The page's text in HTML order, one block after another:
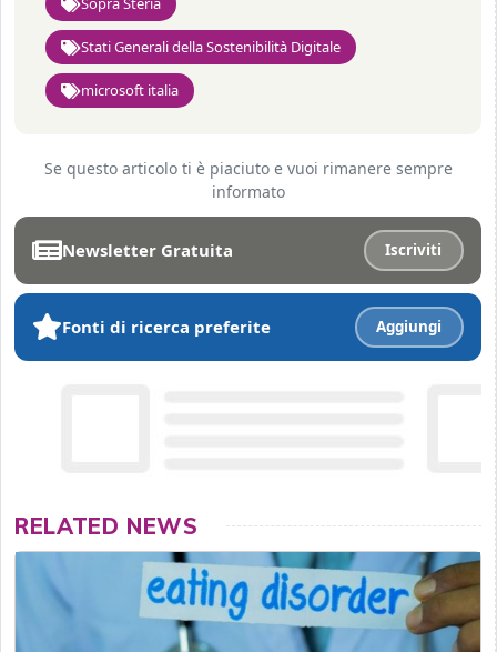
Stati Generali della Sostenibilità Digitale
microsoft italia
Se questo articolo ti è piaciuto e vuoi rimanere sempre
informato
Newsletter Gratuita Iscriviti
Fonti di ricerca preferite Aggiungi
RELATED NEWS